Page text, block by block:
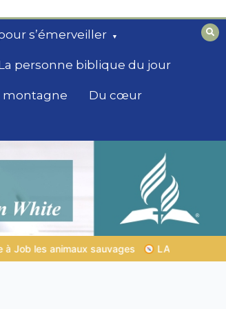
s’émerveiller
personne biblique du jour
montagne Du cœur
DE DIEU POUR TON QUOTIDIEN |